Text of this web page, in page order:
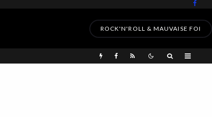
ROCK'N'ROLL & MAUVAISE FOI